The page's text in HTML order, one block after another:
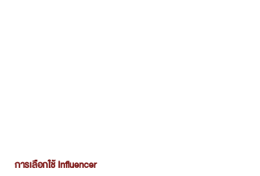
การเลือกใช้ Influencer